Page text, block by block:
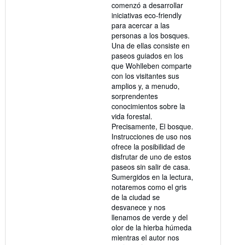
comenzó a desarrollar
iniciativas eco-friendly
para acercar a las
personas a los bosques.
Una de ellas consiste en
paseos guiados en los
que Wohlleben comparte
con los visitantes sus
amplios y, a menudo,
sorprendentes
conocimientos sobre la
vida forestal.
Precisamente, El bosque.
Instrucciones de uso nos
ofrece la posibilidad de
disfrutar de uno de estos
paseos sin salir de casa.
Sumergidos en la lectura,
notaremos como el gris
de la ciudad se
desvanece y nos
llenamos de verde y del
olor de la hierba húmeda
mientras el autor nos